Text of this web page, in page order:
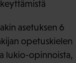
asetuksen 6
opetuskielen
lukio-opinnoista,